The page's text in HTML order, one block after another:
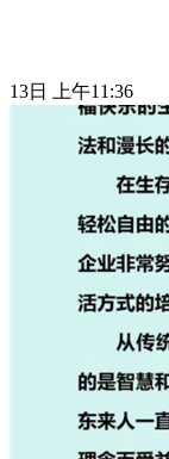
13日 上午11:36